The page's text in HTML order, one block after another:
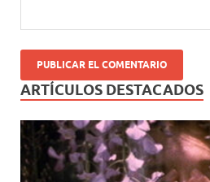
ARTÍCULOS DESTACADOS